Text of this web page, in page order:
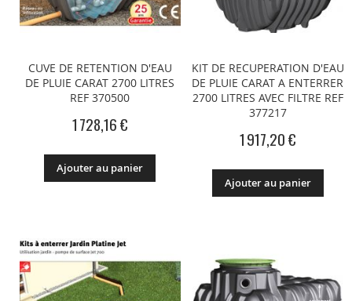
CUVE DE RETENTION D'EAU
DE PLUIE CARAT 2700 LITRES
REF 370500
1 728,16 €
Ajouter au panier
KIT DE RECUPERATION D'EAU
DE PLUIE CARAT A ENTERRER
2700 LITRES AVEC FILTRE REF
377217
1 917,20 €
Ajouter au panier